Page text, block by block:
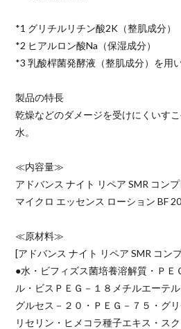
*1 グリチルリチン酸2K（整肌成分）
*2 ヒアルロン酸Na（保湿成分）
*3 乳酸桿菌発酵液（整肌成分）を用
製品の特長
乾燥などのダメージを受けにくいす
水。
≪内容量≫
アドバンス ナイト リペア SMR コン
マイクロ エッセンス ローション BF
≪原材料≫
[アドバンス ナイト リペア SMR コン
●水・ビフィズス菌培養溶解質・ＰＥ
ル・ビスＰＥＧ－１８メチルエーテ
グルセス－２０・ＰＥＧ－７５・グ
リセリン・ヒメコラ種子エキス・ス